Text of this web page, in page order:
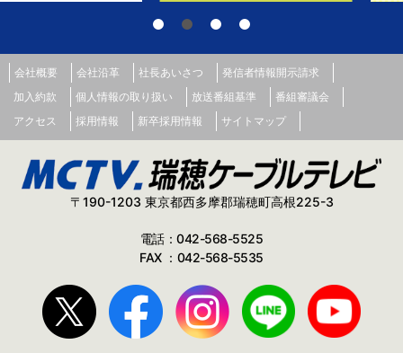
会社概要 会社沿革 社長あいさつ
発信者情報開示請求
加入約款
個人情報の取り扱い 放送番組基準
番組審議会
アクセス
採用情報 新卒採用情報 サイトマップ
〒190-1203 東京都西多摩郡瑞穂町高根225-3
電話：042-568-5525
FAX ：042-568-5535